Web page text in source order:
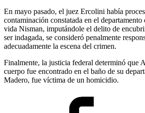
En mayo pasado, el juez Ercolini había
contaminación constatada en el
vida Nisman, imputándole el delito de
ser indagada, se consideró penalmente
adecuadamente la escena del crimen.
Finalmente, la justicia federal determinó que
cuerpo fue encontrado en el baño de su
Madero, fue víctima de un homicidio.